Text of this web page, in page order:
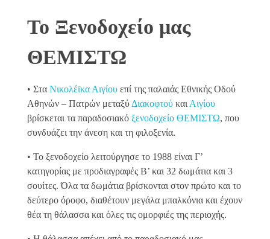
Το Ξενοδοχείο μας
ΘΕΜΙΣΤΩ
• Στα Νικολέϊκα Αιγίου επί της παλαιάς Εθνικής Οδού
Αθηνών – Πατρών μεταξύ Διακοφτού και Αιγίου
βρίσκεται τα παραδοσιακό ξενοδοχείο ΘΕΜΙΣΤΩ, που
συνδυάζει την άνεση και τη φιλοξενία.
• Το ξενοδοχείο λειτούργησε το 1988 είναι Γ’
κατηγορίας με προδιαγραφές Β’ και 32 δωμάτια και 3
σουίτες. Όλα τα δωμάτια βρίσκονται στον πρώτο και το
δεύτερο όροφο, διαθέτουν μεγάλα μπαλκόνια και έχουν
θέα τη θάλασσα και όλες τις ομορφιές της περιοχής.